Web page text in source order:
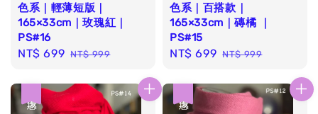
色系｜輕薄短版｜
165×33cm｜玫瑰紅｜
PS#16
Sale
NT$ 699 Regular
NT$ 999
色系｜百搭款｜
165×33cm｜磚橘 ｜
PS#15
Sale
NT$ 699 Regular
NT$ 999